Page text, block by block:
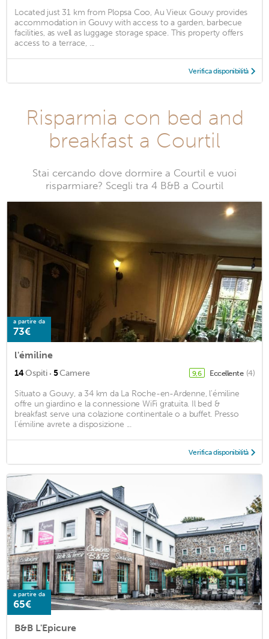
Located just 31 km from Plopsa Coo, Au Vieux Gouvy provides
accommodation in Gouvy with access to a garden, barbecue
facilities, as well as luggage storage space. This property offers
access to a terrace, ...
Verifica disponibilità
Risparmia con bed and
breakfast a Courtil
Stai cercando dove dormire a Courtil e vuoi
risparmiare? Scegli tra 4 B&B a Courtil
a partire da
73€
l'émiline
14Ospiti · 5Camere 9,6 Eccellente (4)
Situato a Gouvy, a 34 km da La Roche-en-Ardenne, l'émiline
offre un giardino e la connessione WiFi gratuita. Il bed &
breakfast serve una colazione continentale o a buffet. Presso
l'émiline avrete a disposizione ...
Verifica disponibilità
a partire da
65€
B&B L'Epicure